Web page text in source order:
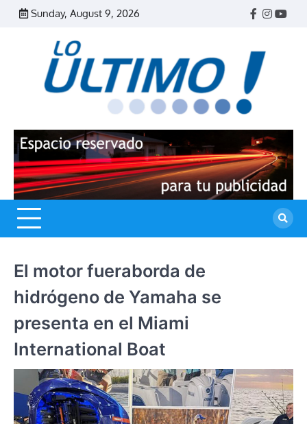
Skip
Sunday, August 9, 2026
Facebook
El motor fueraborda de
hidrógeno de Yamaha se
presenta en el Miami
International Boat